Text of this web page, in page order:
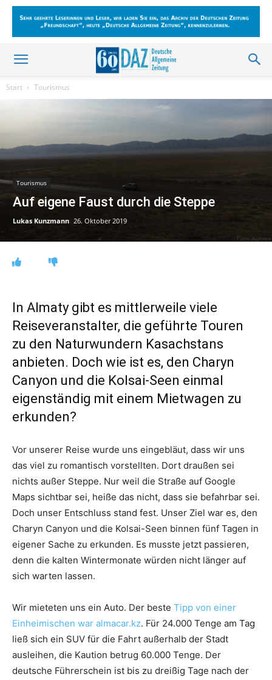
Start Tourismus
Tourismus
Auf eigene Faust durch die Steppe
Lukas Kunzmann 26. Oktober 2019
In Almaty gibt es mittlerweile viele
Reiseveranstalter, die geführte Touren
zu den Naturwundern Kasachstans
anbieten. Doch wie ist es, den Charyn
Canyon und die Kolsai-Seen einmal
eigenständig mit einem Mietwagen zu
erkunden?
Vor unserer Reise wurde uns eingebläut, dass wir uns
das viel zu romantisch vorstellten. Dort draußen sei
nichts außer Steppe. Nur weil die Straße auf Google
Maps sichtbar sei, heiße das nicht, dass sie befahrbar sei.
Doch unser Entschluss stand fest. Unser Ziel war es, den
Charyn Canyon und die Kolsai-Seen binnen fünf Tagen in
eigener Sache zu erkunden. Es musste jetzt passieren,
denn die kalten Wintermonate würden nicht länger auf
sich warten lassen.
Wir mieteten uns ein Auto. Der beste Tipp von einer
Einheimischen war almacar.kz. Für 24.000 Tenge am Tag
ließ sich ein SUV für die Fahrt außerhalb der Stadt
ausleihen, die Kaution betrug 60.000 Tenge. Der
deutsche Führerschein ist bis zu dreißig Tage nach der